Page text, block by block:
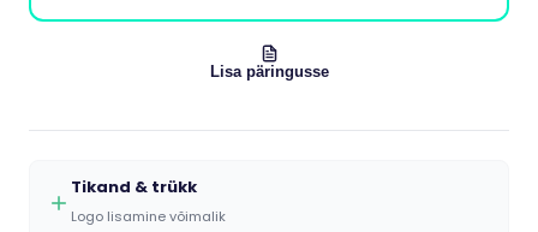
Lisa päringusse
Tikand & trükk
Logo lisamine võimalik